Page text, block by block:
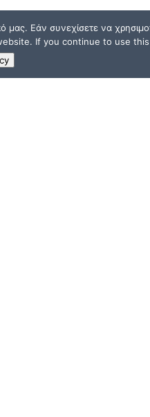
Εάν συνεχίσετε να
If you continue to use